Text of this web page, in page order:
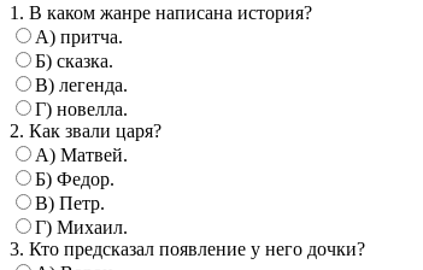
1. В каком жанре написана история?
А) притча.
Б) сказка.
В) легенда.
Г) новелла.
2. Как звали царя?
А) Матвей.
Б) Федор.
В) Петр.
Г) Михаил.
3. Кто предсказал появление у него дочки?